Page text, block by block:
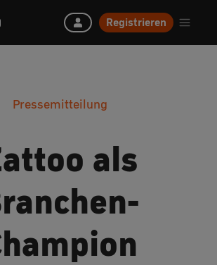
Registrieren
Pressemitteilung
als